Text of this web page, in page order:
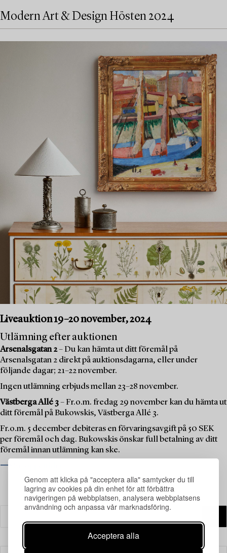
Genom att klicka på "acceptera alla" samtycker du till
lagring av cookies på din enhet för att förbättra
navigeringen på webbplatsen, analysera webbplatsens
användning och anpassa vår marknadsföring.
Acceptera alla
Modern Art & Design Hösten 2024
Liveauktion 19–20 november, 2024
Utlämning efter auktionen
Arsenalsgatan 2– Du kan hämta ut ditt föremål på
Arsenalsgatan 2 direkt på auktionsdagarna, eller under
följande dagar; 21–22 november.
Ingen utlämning erbjuds mellan 23–28 november.
Västberga Allé 3– Fr.o.m. fredag 29 november kan du hämta ut
ditt föremål på Bukowskis, Västberga Allé 3.
Fr.o.m. 5 december debiteras en förvaringsavgift på 50 SEK
per föremål och dag. Bukowskis önskar full betalning av ditt
föremål innan utlämning kan ske.
⟶ Se öppettider